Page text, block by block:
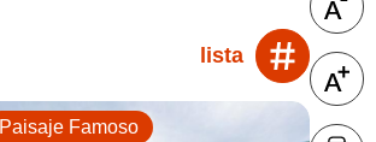
lista
Paisaje Famoso